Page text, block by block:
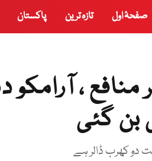
صفحۂ اول تازہ ترین پاکستان
منافع ،
گئی
دو کھرب ڈالر ہے